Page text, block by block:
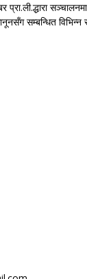
सम्बन्धित